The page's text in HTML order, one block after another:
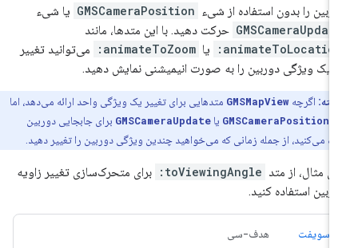
را بدون استفاده از شیء GMSCameraPosition یا شیء
حرکت دهید. با این متدها، مانند
یا animateToZoom:
می‌توانید تغییر
یک ویژگی دوربین را به صورت انیمیشنی نمایش دهید.
اگرچهGMSMapViewمتدهایی برای تغییر یک ویژگی واحد ارائه می‌دهد، اما
GMSCameraPositionیاGMSCameraUpdateبرای جابجایی دوربین
می‌کنید، از جمله زمانی که می‌خواهید چندین ویژگی دوربین را تغییر دهید.
مثال، از متد toViewingAngle:
برای متحرک‌سازی تغییر زاویه
استفاده کنید.
سویفت هدف-سی